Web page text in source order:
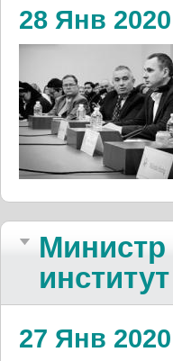
28 Янв 2020
Министр
27 Янв 2020